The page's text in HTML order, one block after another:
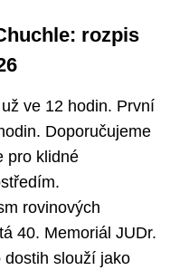
rozpis
ve 12 hodin. První
Doporučujeme
pro klidné
rovinových
40. Memoriál JUDr.
dostih slouží jako